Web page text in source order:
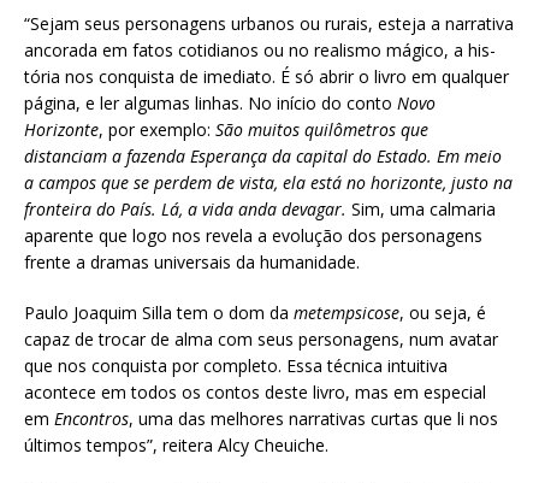
“Sejam seus personagens urbanos ou rurais, esteja a narrati­va
ancorada em fatos cotidianos ou no realismo mágico, a his­
tória nos conquista de imediato. É só abrir o livro em qualquer
página, e ler algumas linhas. No início do conto Novo
Horizonte, por exemplo: São muitos quilômetros que
distanciam a fazenda Espe­rança da capital do Estado. Em meio
a campos que se perdem de vista, ela está no horizonte, justo na
fronteira do País. Lá, a vida anda devagar. Sim, uma calmaria
aparente que logo nos revela a evolução dos personagens
frente a dramas universais da humanidade.
Paulo Joaquim Silla tem o dom da metempsicose, ou seja, é
capaz de trocar de alma com seus personagens, num avatar
que nos conquista por completo. Essa técnica intuitiva
acontece em todos os contos deste livro, mas em especial
em Encontros, uma das melhores narrativas curtas que li nos
últimos tempos”, reitera Alcy Cheuiche.